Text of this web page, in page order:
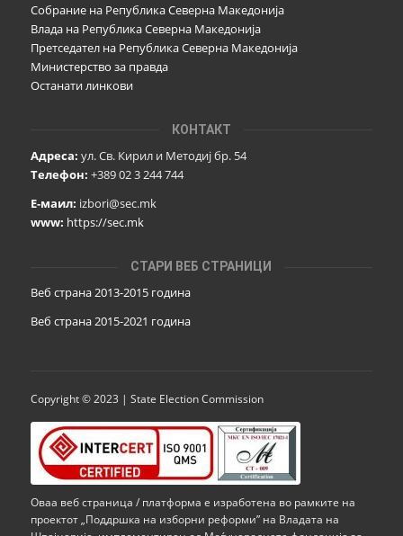
Собрание на Република Северна Македонија
Влада на Република Северна Македонија
Претседател на Република Северна Македонија
Министерство за правда
Останати линкови
КОНТАКТ
Адреса: ул. Св. Кирил и Методиј бр. 54
Телефон: +389 02 3 244 744
Е-маил: izbori@sec.mk
www: https://sec.mk
СТАРИ ВЕБ СТРАНИЦИ
Веб страна 2013-2015 година
Веб страна 2015-2021 година
Copyright © 2023 | State Election Commission
Оваа веб страница / платформа е изработена во рамките на
проектот „Поддршка на изборни реформи” на Владата на